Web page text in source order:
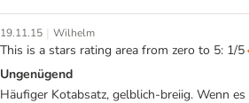
19.11.15 | Wilhelm
This is a stars rating area from zero to 5: 1/5
Ungenügend
Häufiger Kotabsatz, gelblich-breiig. Wenn